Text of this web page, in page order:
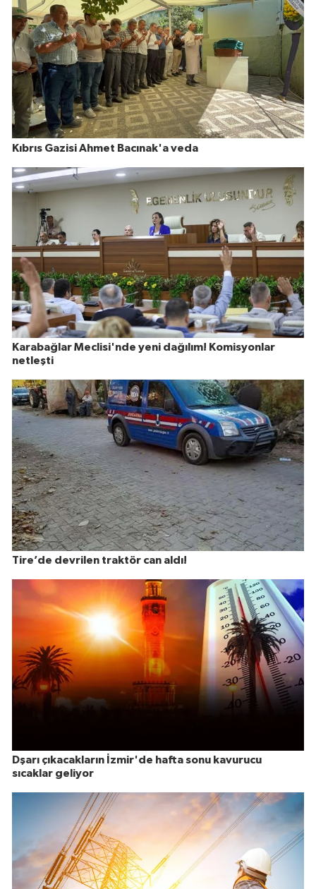
Kıbrıs Gazisi Ahmet Bacınak'a veda
Karabağlar Meclisi'nde yeni dağılım! Komisyonlar
netleşti
Tire’de devrilen traktör can aldı!
Dşarı çıkacakların İzmir'de hafta sonu kavurucu
sıcaklar geliyor